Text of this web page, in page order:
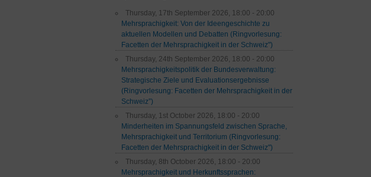
Thursday, 17th September 2026, 18:00 - 20:00
Mehrsprachigkeit: Von der Ideengeschichte zu
aktuellen Modellen und Debatten (Ringvorlesung:
Facetten der Mehrsprachigkeit in der Schweiz")
Thursday, 24th September 2026, 18:00 - 20:00
Mehrsprachigkeitspolitik der Bundesverwaltung:
Strategische Ziele und Evaluationsergebnisse
(Ringvorlesung: Facetten der Mehrsprachigkeit in der
Schweiz”)
Thursday, 1st October 2026, 18:00 - 20:00
Minderheiten im Spannungsfeld zwischen Sprache,
Mehrsprachigkeit und Territorium (Ringvorlesung:
Facetten der Mehrsprachigkeit in der Schweiz")
Thursday, 8th October 2026, 18:00 - 20:00
Mehrsprachigkeit und Herkunftssprachen: